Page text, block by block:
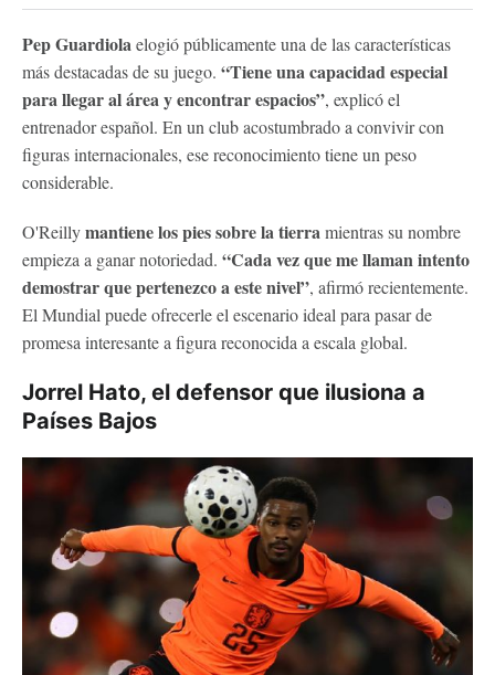
Pep Guardiolaelogió públicamente una de las características
más destacadas de su juego. “Tiene una capacidad especial
para llegar al área y encontrar espacios”, explicó el
entrenador español. En un club acostumbrado a convivir con
figuras internacionales, ese reconocimiento tiene un peso
considerable.
O'Reillymantiene los pies sobre la tierramientras su nombre
empieza a ganar notoriedad. “Cada vez que me llaman intento
demostrar que pertenezco a este nivel”, afirmó recientemente.
El Mundial puede ofrecerle el escenario ideal para pasar de
promesa interesante a figura reconocida a escala global.
Jorrel Hato, el defensor que ilusiona a
Países Bajos